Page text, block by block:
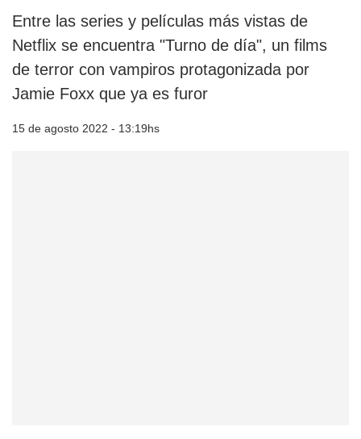
Entre las series y películas más vistas de
Netflix se encuentra "Turno de día", un films
de terror con vampiros protagonizada por
Jamie Foxx que ya es furor
15 de agosto 2022 - 13:19hs